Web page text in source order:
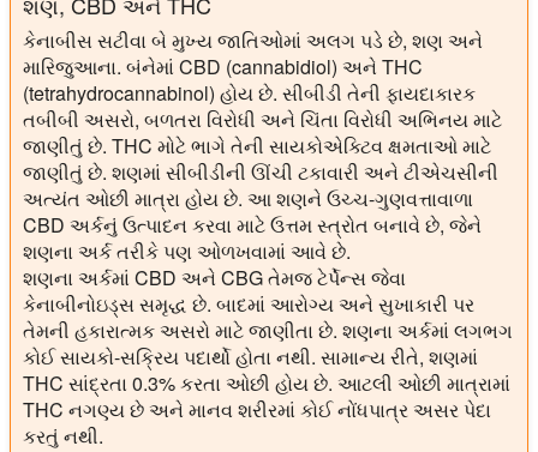
કેનાબીસ સટીવા બે મુખ્ય જાતિઓમાં અલગ પડે છે, શણ અને
મારિજુઆના. બંનેમાં CBD (cannabidiol) અને THC
(tetrahydrocannabinol) હોય છે. સીબીડી તેની ફાયદાકારક
તબીબી અસરો, બળતરા વિરોધી અને ચિંતા વિરોધી અભિનય માટે
જાણીતું છે. THC મોટે ભાગે તેની સાયકોએક્ટિવ ક્ષમતાઓ માટે
જાણીતું છે. શણમાં સીબીડીની ઊંચી ટકાવારી અને ટીએચસીની
અત્યંત ઓછી માત્રા હોય છે. આ શણને ઉચ્ચ-ગુણવત્તાવાળા
CBD અર્કનું ઉત્પાદન કરવા માટે ઉત્તમ સ્ત્રોત બનાવે છે, જેને
શણના અર્ક તરીકે પણ ઓળખવામાં આવે છે.
શણના અર્કમાં CBD અને CBG તેમજ ટેર્પેન્સ જેવા
કેનાબીનોઇડ્સ સમૃદ્ધ છે. બાદમાં આરોગ્ય અને સુખાકારી પર
તેમની હકારાત્મક અસરો માટે જાણીતા છે. શણના અર્કમાં લગભગ
કોઈ સાયકો-સક્રિય પદાર્થો હોતા નથી. સામાન્ય રીતે, શણમાં
THC સાંદ્રતા 0.3% કરતા ઓછી હોય છે. આટલી ઓછી માત્રામાં
THC નગણ્ય છે અને માનવ શરીરમાં કોઈ નોંધપાત્ર અસર પેદા
કરતું નથી.